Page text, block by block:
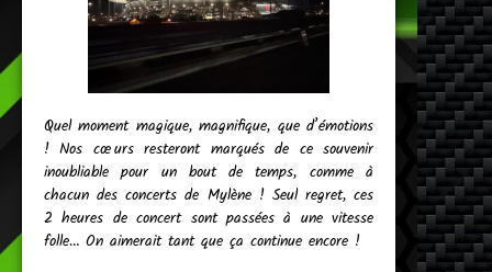
Quel moment magique, magnifique, que d’émotions
! Nos cœurs resteront marqués de ce souvenir
inoubliable pour un bout de temps, comme à
chacun des concerts de Mylène ! Seul regret, ces
2 heures de concert sont passées à une vitesse
folle… On aimerait tant que ça continue encore !